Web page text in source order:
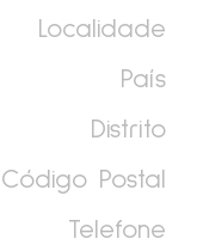
Localidade
País
Distrito
Código Postal
Telefone